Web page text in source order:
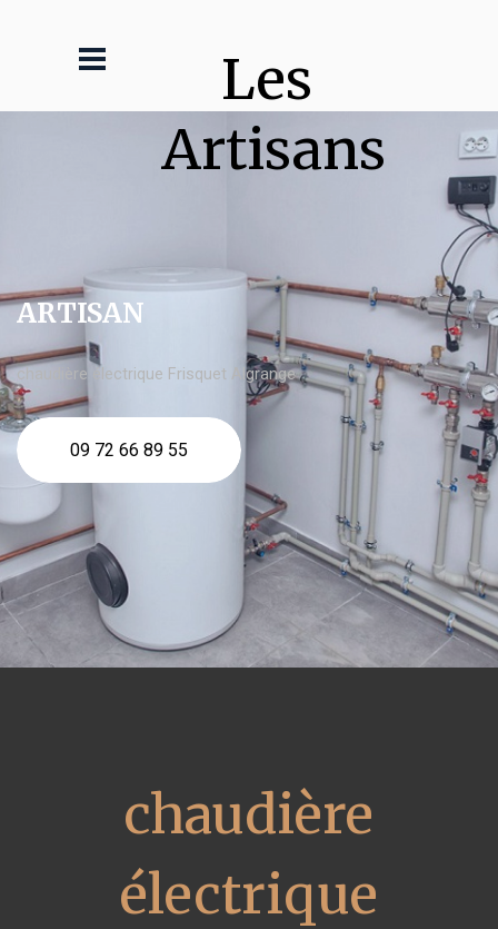
Les
Artisans
ARTISAN
chaudière électrique Frisquet Algrange
09 72 66 89 55
chaudière
électrique